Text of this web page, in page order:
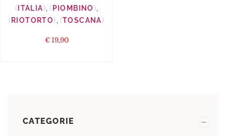
CATEGORIE
ITALIA , PIOMBINO ,
RIOTORTO , TOSCANA
€ 19,90